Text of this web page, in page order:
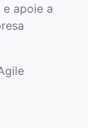
apoie a